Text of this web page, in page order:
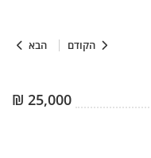
הקודם הבא
25,000
₪